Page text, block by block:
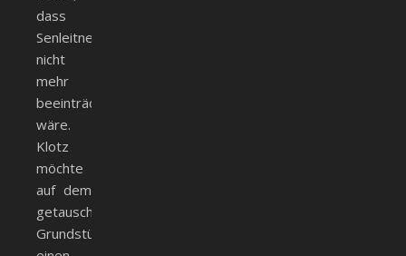
dass
Senleitner
nicht
mehr
beeinträchtigt
wäre.
Klotz
möchte
auf dem
getauschten
Grundstück